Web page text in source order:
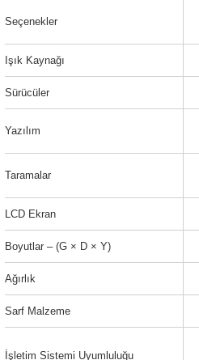
Seçenekler
Işık Kaynağı
Sürücüler
Yazılım
Taramalar
LCD Ekran
Boyutlar – (G × D × Y)
Ağırlık
Sarf Malzeme
İşletim Sistemi Uyumluluğu